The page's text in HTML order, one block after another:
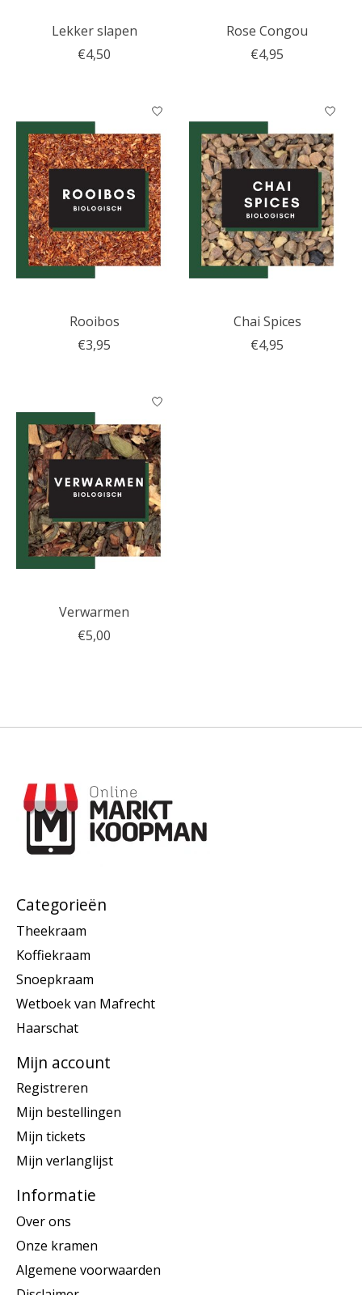
Lekker slapen
€4,50
Rose Congou
€4,95
Rooibos
€3,95
Chai Spices
€4,95
Verwarmen
€5,00
Categorieën
Theekraam
Koffiekraam
Snoepkraam
Wetboek van Mafrecht
Haarschat
Mijn account
Registreren
Mijn bestellingen
Mijn tickets
Mijn verlanglijst
Informatie
Over ons
Onze kramen
Algemene voorwaarden